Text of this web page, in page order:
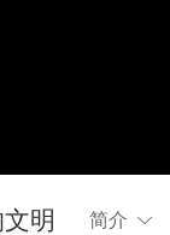
明 简介